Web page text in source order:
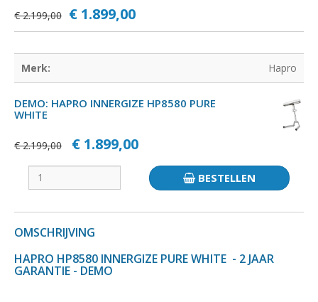
€ 2.199,00 € 1.899,00
Merk: Hapro
DEMO: HAPRO INNERGIZE HP8580 PURE
WHITE
€ 2.199,00 € 1.899,00
BESTELLEN
OMSCHRIJVING
HAPRO HP8580 INNERGIZE PURE WHITE - 2 JAAR
GARANTIE - DEMO